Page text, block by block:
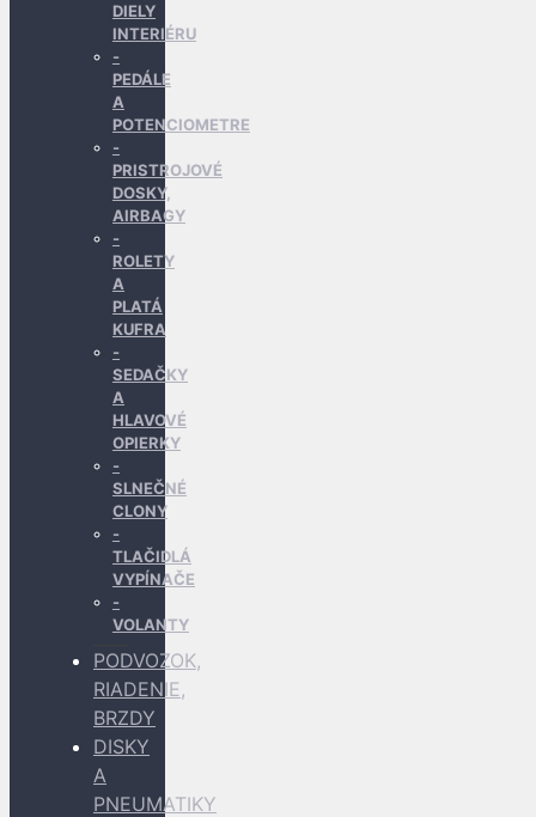
DIELY
INTERIÉRU
PEDÁLE
A
POTENCIOMETRE
PRISTROJOVÉ
DOSKY,
AIRBAGY
ROLETY
A
PLATÁ
KUFRA
SEDAČKY
A
HLAVOVÉ
OPIERKY
SLNEČNÉ
CLONY
TLAČIDLÁ
VYPÍNAČE
VOLANTY
PODVOZOK,
RIADENIE,
BRZDY
DISKY
A
PNEUMATIKY